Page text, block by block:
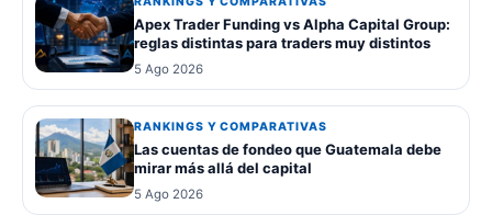
Apex Trader Funding vs Alpha Capital Group:
reglas distintas para traders muy distintos
5 Ago 2026
RANKINGS Y COMPARATIVAS
Las cuentas de fondeo que Guatemala debe
mirar más allá del capital
5 Ago 2026